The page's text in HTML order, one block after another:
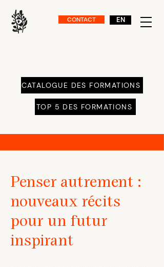
CONTACT EN
CATALOGUE DES FORMATIONS
TOP 5 DES FORMATIONS
Penser autrement :
nouveaux récits
pour un futur
inspirant